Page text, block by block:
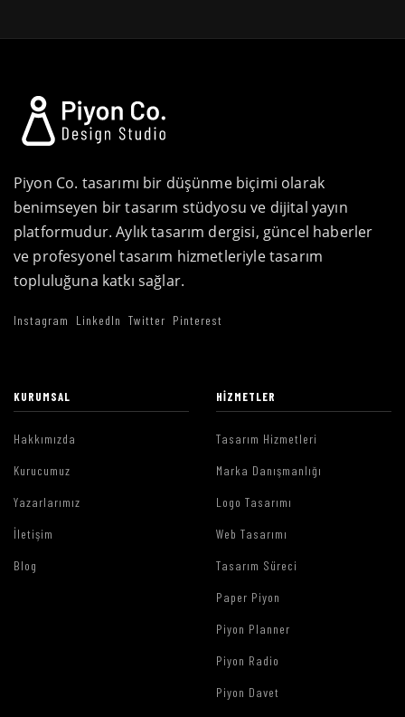
Piyon Co. tasarımı bir düşünme biçimi olarak
benimseyen bir tasarım stüdyosu ve dijital yayın
platformudur. Aylık tasarım dergisi, güncel haberler
ve profesyonel tasarım hizmetleriyle tasarım
topluluğuna katkı sağlar.
Instagram LinkedIn Twitter Pinterest
KURUMSAL
Hakkımızda
Kurucumuz
Yazarlarımız
İletişim
Blog
HIZMETLER
Tasarım Hizmetleri
Marka Danışmanlığı
Logo Tasarımı
Web Tasarımı
Tasarım Süreci
Paper Piyon
Piyon Planner
Piyon Radio
Piyon Davet